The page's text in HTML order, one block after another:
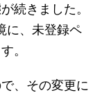
続きました。
に、未登録ペ
。
、その変更に